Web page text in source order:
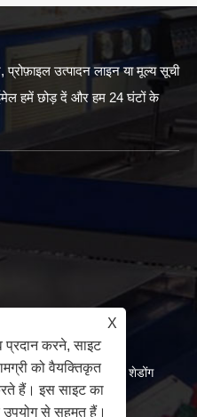
प्रोफ़ाइल उत्पादन लाइन या मूल्य सूची
हमें छोड़ दें और हम 24 घंटों के
शहर, क़िंगदाओ शहर, शेडोंग
X
करने, साइट
को वैयक्तिकृत
हैं। इस साइट का
से सहमत हैं।